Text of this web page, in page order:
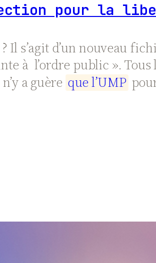
pour la
? Il s’agit d’un nouveau
à l’ordre public ». Tous
a guère quel’UMP